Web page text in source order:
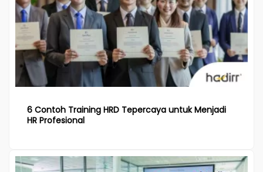
6 Contoh Training HRD Tepercaya untuk Menjadi
HR Profesional